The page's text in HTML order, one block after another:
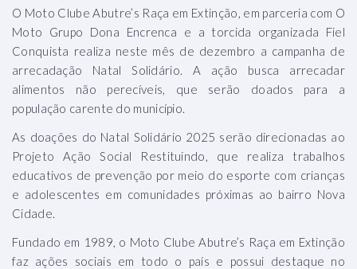
O Moto Clube Abutre’s Raça em Extinção, em parceria com O
Moto Grupo Dona Encrenca e a torcida organizada Fiel
Conquista realiza neste mês de dezembro a campanha de
arrecadação Natal Solidário. A ação busca arrecadar
alimentos não perecíveis, que serão doados para a
população carente do município.
As doações do Natal Solidário 2025 serão direcionadas ao
Projeto Ação Social Restituindo, que realiza trabalhos
educativos de prevenção por meio do esporte com crianças
e adolescentes em comunidades próximas ao bairro Nova
Cidade.
Fundado em 1989, o Moto Clube Abutre’s Raça em Extinção
faz ações sociais em todo o país e possui destaque no